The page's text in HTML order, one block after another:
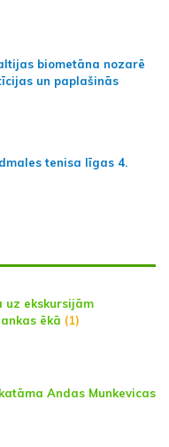
biometāna nozarē
un paplašinās
tenisa līgas 4.
uz ekskursijām
ēkā (1)
Andas Munkevicas